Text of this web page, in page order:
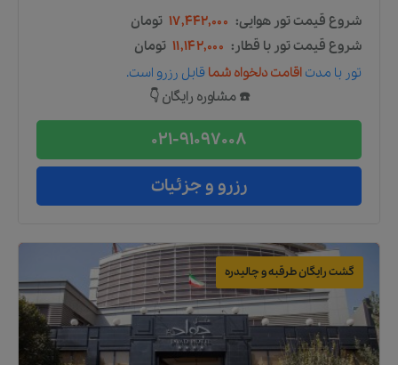
شروع قیمت تور هوایی: ۱۷,۴۴۲,۰۰۰ تومان
شروع قیمت تور با قطار: ۱۱,۱۴۲,۰۰۰ تومان
تور با مدت اقامت دلخواه شما قابل رزرو است.
☎️ مشاوره رایگان 👇
021-91097008
رزرو و جزئیات
گشت رایگان طرقبه و چالیدره